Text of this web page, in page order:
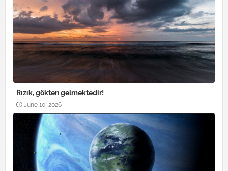
Rızık, gökten gelmektedir!
June 10, 2026